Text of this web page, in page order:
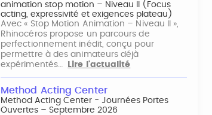
animation stop motion – Niveau II (Focus
acting, expressivité et exigences plateau)
Avec « Stop Motion Animation – Niveau II »,
Rhinocéros propose un parcours de
perfectionnement inédit, conçu pour
permettre à des animateurs déjà
expérimentés…
Lire l'actualité
Method Acting Center
Method Acting Center - Journées Portes
Ouvertes – Septembre 2026